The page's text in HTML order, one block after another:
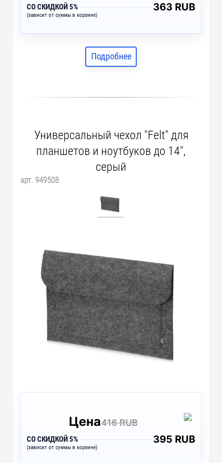
СО СКИДКОЙ 5%
(зависит от суммы в корзине)
363 RUB
Подробнее
Универсальный чехол "Felt" для
планшетов и ноутбуков до 14",
серый
арт. 949508
Цена416 RUB
СО СКИДКОЙ 5%
(зависит от суммы в корзине)
395 RUB